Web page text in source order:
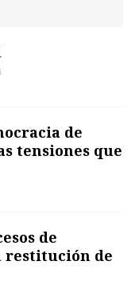
de
tensiones que
de
de